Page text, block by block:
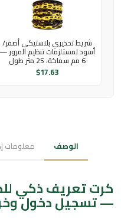
شريط تحذيري بلاستيكي أصفر/
أسود لمستلزمات تنظيم المرور —
6 مم سماكة، 25 متر طول
$17.63
الوصف معلومات
— تسجيل دخول